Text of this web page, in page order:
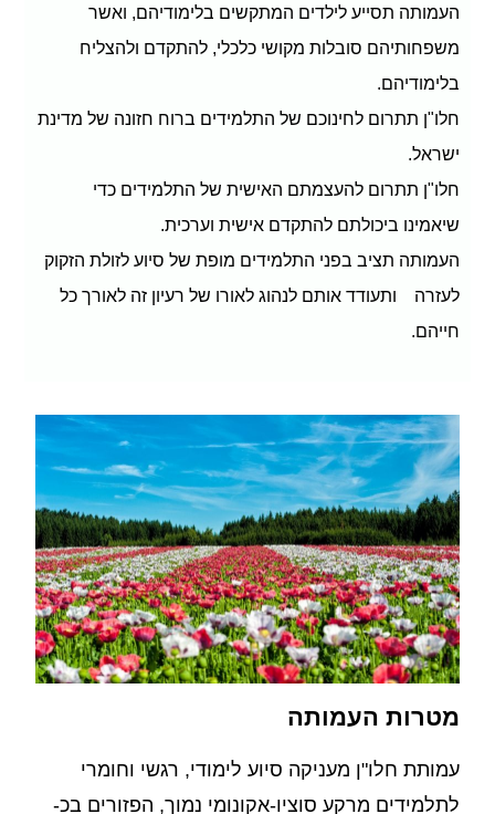
העמותה תסייע לילדים המתקשים בלימודיהם, ואשר
משפחותיהם סובלות מקושי כלכלי, להתקדם ולהצליח
בלימודיהם.
חלו"ן תתרום לחינוכם של התלמידים ברוח חזונה של מדינת
ישראל.
חלו"ן תתרום להעצמתם האישית של התלמידים כדי
שיאמינו ביכולתם להתקדם אישית וערכית.
העמותה תציב בפני התלמידים מופת של סיוע לזולת הזקוק
לעזרה ותעודד אותם לנהוג לאורו של רעיון זה לאורך כל
חייהם.
מטרות העמותה
עמותת חלו"ן מעניקה סיוע לימודי, רגשי וחומרי
לתלמידים מרקע סוציו-אקונומי נמוך, הפזורים בכ-